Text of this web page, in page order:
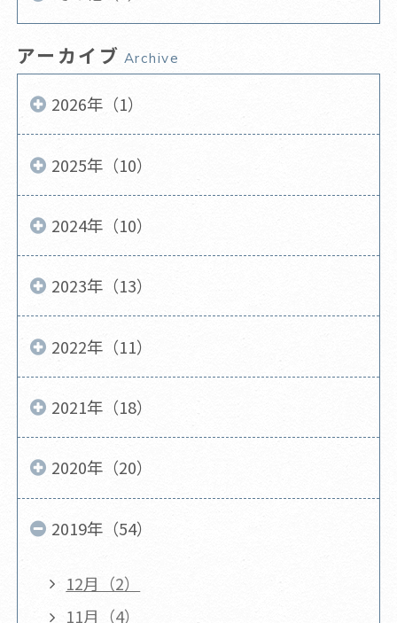
アーカイブ Archive
2026年（1）
2025年（10）
2024年（10）
2023年（13）
2022年（11）
2021年（18）
2020年（20）
2019年（54）
12月（2）
11月（4）